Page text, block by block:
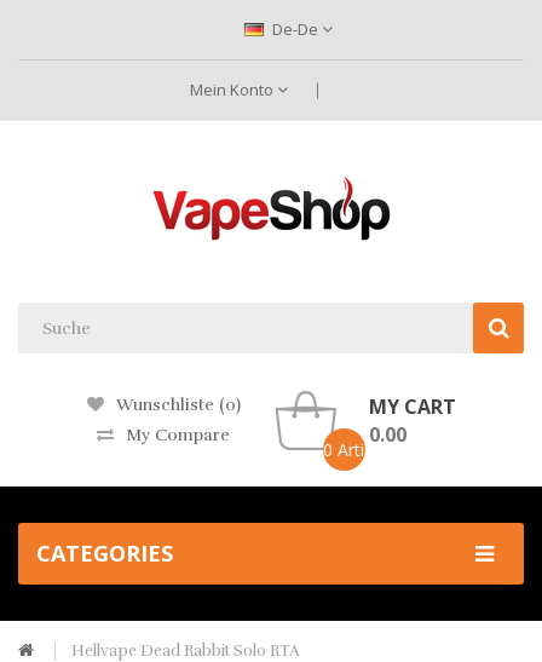
De-De
Mein Konto
Wunschliste (0)
My Compare
0 Artikel -
MY CART
0.00
CATEGORIES
Hellvape Dead Rabbit Solo RTA